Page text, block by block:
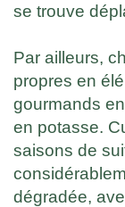
se trouve
Par ailleurs,
propres en
gourmands
en potasse.
saisons de
dégradée,